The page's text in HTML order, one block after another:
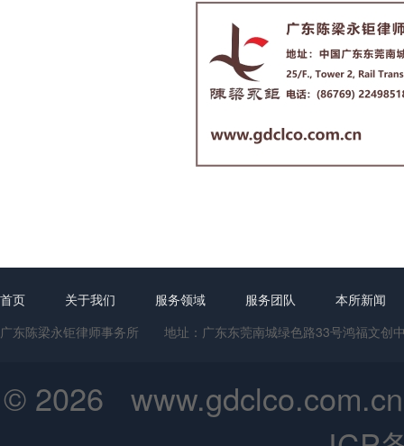
首页 关于我们 服务领域 服务团队
本所新闻
广东陈梁永钜律师事务所 地址：广东东莞南城绿色路33号鸿福
© 2026